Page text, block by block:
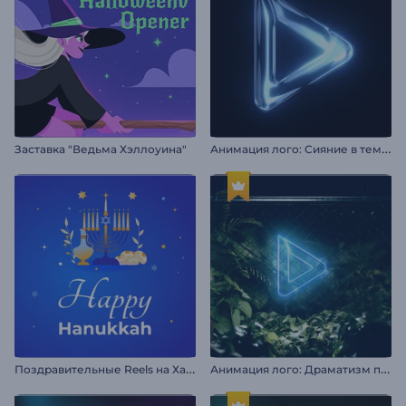
Заставка "Ведьма Хэллоуина" А
нимация лого: Сияние в темноте
П
оздравительные Reels на Хануку А
нимация лого: Драматизм природы